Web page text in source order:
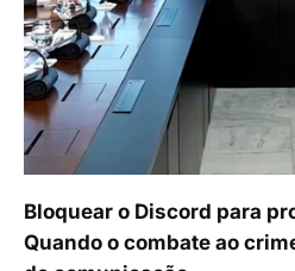
Bloquear o Discord para
Quando o combate ao